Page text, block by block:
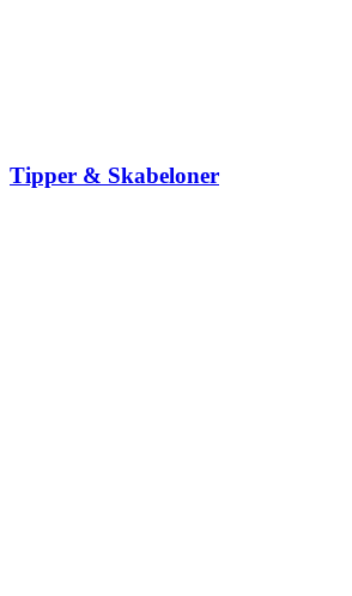
Tipper & Skabeloner